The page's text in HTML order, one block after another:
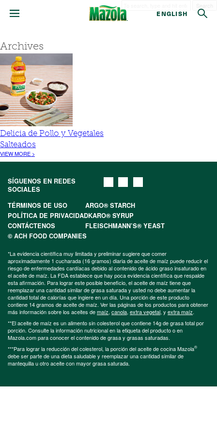
ENGLISH
Archives
Delicia de Pollo y Vegetales
Salteados
VIEW MORE >
SÍGUENOS EN REDES
SOCIALES
TÉRMINOS DE USO
ARGO® STARCH
POLÍTICA DE PRIVACIDADKARO® SYRUP
CONTÁCTENOS
FLEISCHMANN’S® YEAST
© ACH FOOD COMPANIES
*La evidencia científica muy limitada y preliminar sugiere que comer
aproximadamente 1 cucharada (16 gramos) diaria de aceite de maíz puede reducir el
riesgo de enfermedades cardíacas debido al contenido de ácido graso insaturado en
el aceite de maíz. La FDA establece que hay poca evidencia científica que respalde
esta afirmación. Para lograr este posible beneficio, el aceite de maíz tiene que
reemplazar una cantidad similar de grasa saturada y usted no debe aumentar la
cantidad total de calorías que ingiere en un día. Una porción de este producto
contiene 14 gramos de aceite de maíz. Ver las páginas de los productos para obtener
más información sobre los aceites demaíz, canola, extra vegetal, y extra maíz.
**El aceite de maíz es un alimento sin colesterol que contiene 14g de grasa total por
porción. Consulte la información nutricional en la etiqueta del producto o en
Mazola.com para conocer el contenido de grasa y grasas saturadas.
***Para lograr la reducción del colesterol, la porción del aceite de cocina Mazola®
debe ser parte de una dieta saludable y reemplazar una cantidad similar de
mantequilla u otro aceite con mayor grasa saturada.